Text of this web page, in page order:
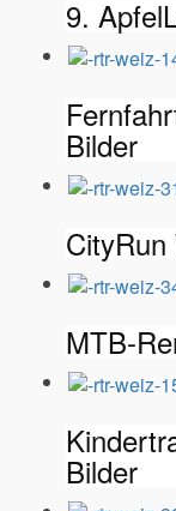
9.
Bilder
MTB-
Bilder